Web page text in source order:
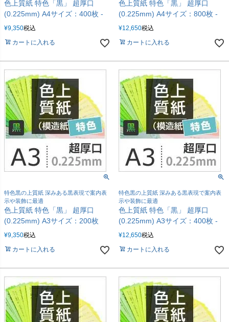
色上質紙 特色「黒」 超厚口
(0.225mm) A4サイズ：400枚 -
¥9,350税込
カートに入れる
色上質紙 特色「黒」 超厚口
(0.225mm) A4サイズ：800枚 -
¥12,650税込
カートに入れる
特色黒の上質紙 深みある黒表現で案内表
示や装飾に最適
色上質紙 特色「黒」 超厚口
(0.225mm) A3サイズ：200枚
¥9,350税込
カートに入れる
特色黒の上質紙 深みある黒表現で案内表
示や装飾に最適
色上質紙 特色「黒」 超厚口
(0.225mm) A3サイズ：400枚 -
¥12,650税込
カートに入れる